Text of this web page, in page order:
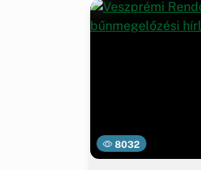
8032